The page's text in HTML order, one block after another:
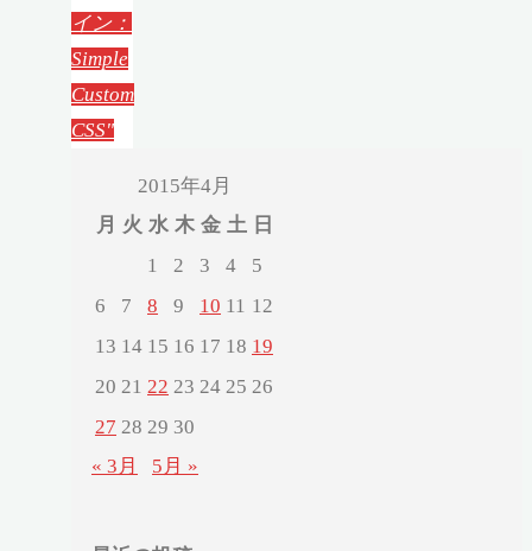
イン：
Simple
Custom
CSS"
2015年4月
月 火 水 木 金 土 日
1
2 3 4
5
6
7 8 9 10 11 12
13 14 15 16 17 18 19
20 21 22 23 24 25 26
27 28 29 30
« 3月
5月 »